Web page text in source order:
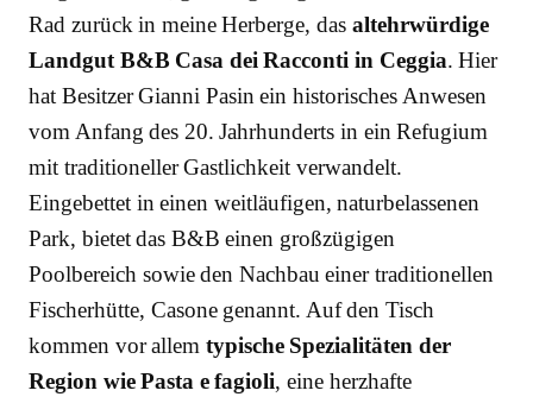
Rad zurück in meine Herberge, das altehrwürdige
Landgut B&B Casa dei Racconti in Ceggia. Hier
hat Besitzer Gianni Pasin ein historisches Anwesen
vom Anfang des 20. Jahrhunderts in ein Refugium
mit traditioneller Gastlichkeit verwandelt.
Eingebettet in einen weitläufigen, naturbelassenen
Park, bietet das B&B einen großzügigen
Poolbereich sowie den Nachbau einer traditionellen
Fischerhütte, Casone genannt. Auf den Tisch
kommen vor allem typische Spezialitäten der
Region wie Pasta e fagioli, eine herzhafte